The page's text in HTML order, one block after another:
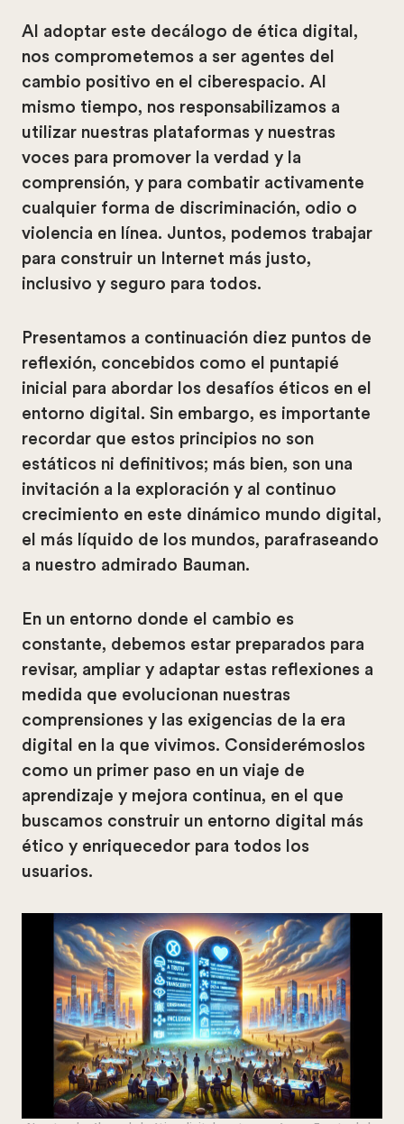
Al adoptar este decálogo de ética digital,
nos comprometemos a ser agentes del
cambio positivo en el ciberespacio. Al
mismo tiempo, nos responsabilizamos a
utilizar nuestras plataformas y nuestras
voces para promover la verdad y la
comprensión, y para combatir activamente
cualquier forma de discriminación, odio o
violencia en línea. Juntos, podemos trabajar
para construir un Internet más justo,
inclusivo y seguro para todos.
Presentamos a continuación diez puntos de
reflexión, concebidos como el puntapié
inicial para abordar los desafíos éticos en el
entorno digital. Sin embargo, es importante
recordar que estos principios no son
estáticos ni definitivos; más bien, son una
invitación a la exploración y al continuo
crecimiento en este dinámico mundo digital,
el más líquido de los mundos, parafraseando
a nuestro admirado Bauman.
En un entorno donde el cambio es
constante, debemos estar preparados para
revisar, ampliar y adaptar estas reflexiones a
medida que evolucionan nuestras
comprensiones y las exigencias de la era
digital en la que vivimos. Considerémoslos
como un primer paso en un viaje de
aprendizaje y mejora continua, en el que
buscamos construir un entorno digital más
ético y enriquecedor para todos los
usuarios.